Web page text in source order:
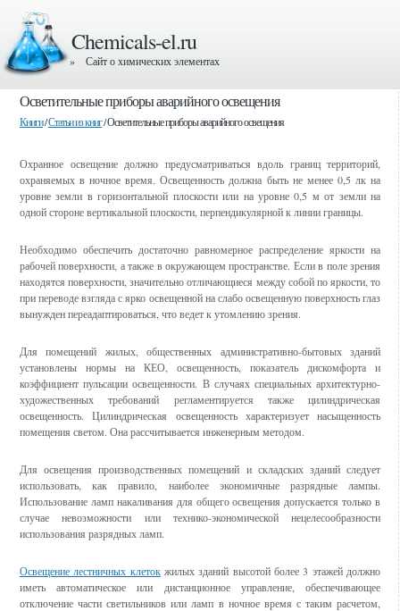
Chemicals-el.ru
» Сайт о химических элементах
Осветительные приборы аварийного освещения
Книги/Статьи из книг/ Осветительные приборы аварийного освещения
Охранное освещение должно предусматриваться вдоль границ территорий,
охраняемых в ночное время. Освещенность должна быть не менее 0,5 лк на
уровне земли в горизонтальной плоскости или на уровне 0,5 м от земли на
одной стороне вертикальной плоскости, перпендикулярной к линии границы.
Необходимо обеспечить достаточно равномерное распределение яркости на
рабочей поверхности, а также в окружающем пространстве. Если в поле зрения
находятся поверхности, значительно отличающиеся между собой по яркости, то
при переводе взгляда с ярко освещенной на слабо освещенную поверхность глаз
вынужден переадаптироваться, что ведет к утомлению зрения.
Для помещений жилых, общественных административно-бытовых зданий
установлены нормы на КЕО, освещенность, показатель дискомфорта и
коэффициент пульсации освещенности. В случаях специальных архитектурно-
художественных требований регламентируется также цилиндрическая
освещенность. Цилиндрическая освещенность характеризует насыщенность
помещения светом. Она рассчитывается инженерным методом.
Для освещения производственных помещений и складских зданий следует
использовать, как правило, наиболее экономичные разрядные лампы.
Использование ламп накаливания для общего освещения допускается только в
случае невозможности или технико-экономической нецелесообразности
использования разрядных ламп.
Освещение лестничных клетокжилых зданий высотой более 3 этажей должно
иметь автоматическое или дистанционное управление, обеспечивающее
отключение части светильников или ламп в ночное время с таким расчетом,